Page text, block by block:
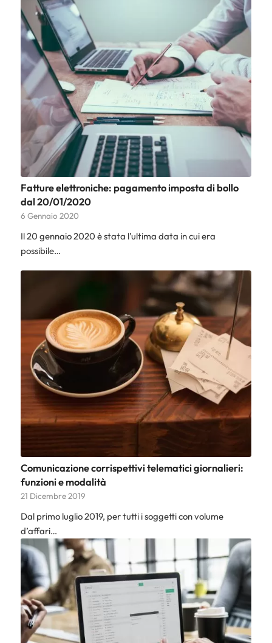
Fatture elettroniche: pagamento imposta di bollo
dal 20/01/2020
6 Gennaio 2020
Il 20 gennaio 2020 è stata l’ultima data in cui era
possibile…
Comunicazione corrispettivi telematici giornalieri:
funzioni e modalità
21 Dicembre 2019
Dal primo luglio 2019, per tutti i soggetti con volume
d’affari…